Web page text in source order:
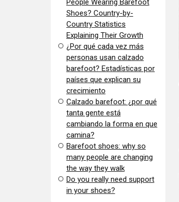
People Wearing Barefoot
Shoes? Country-by-
Country Statistics
Explaining Their Growth
​¿Por qué cada vez más
personas usan calzado
barefoot? Estadísticas por
países que explican su
crecimiento
Calzado barefoot: ¿por qué
tanta gente está
cambiando la forma en que
camina?
Barefoot shoes: why so
many people are changing
the way they walk
​Do you really need support
in your shoes?